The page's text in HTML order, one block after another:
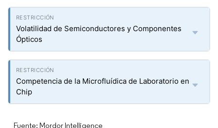
Volatilidad de Semiconductores y Componentes
Ópticos
Competencia de la Microfluídica de Laboratorio en
Chip
Fuente: Mordor Intelligence